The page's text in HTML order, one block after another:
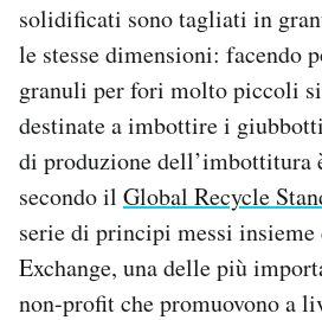
solidificati sono tagliati in
le stesse dimensioni: facendo
granuli per fori molto piccoli
destinate a imbottire i
di produzione dell’imbottitura
secondo il Global Recycle
serie di principi messi insieme
Exchange, una delle più
non-profit che promuovono a